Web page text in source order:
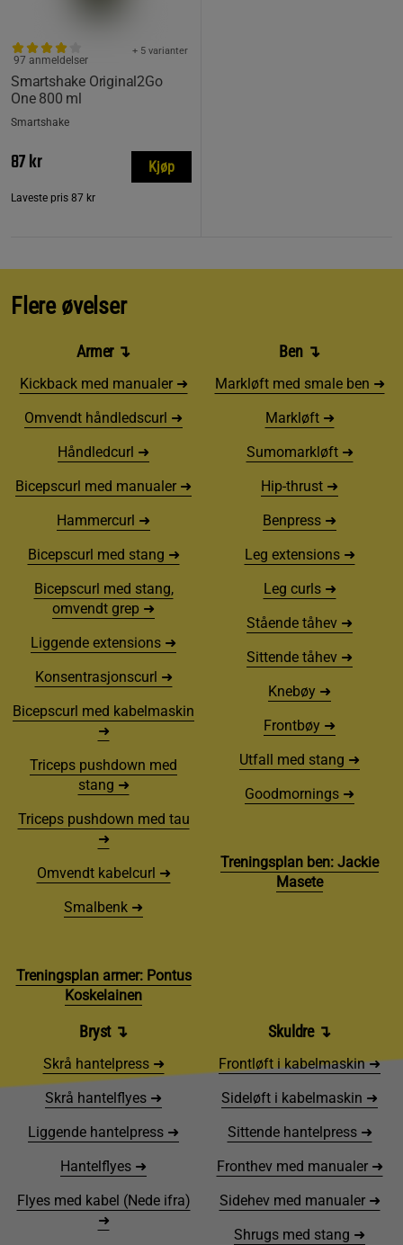
Smartshake Original2Go
One 800 ml
+ 5 varianter
97 anmeldelser
Smartshake
87 kr
Laveste pris 87 kr
Kjøp
Flere øvelser
Armer ↴
Kickback med manualer ➜
Omvendt håndledscurl ➜
Håndledcurl ➜
Bicepscurl med manualer ➜
Hammercurl ➜
Bicepscurl med stang ➜
Bicepscurl med stang,
omvendt grep ➜
Liggende extensions ➜
Konsentrasjonscurl ➜
Bicepscurl med kabelmaskin
➜
Triceps pushdown med
stang ➜
Triceps pushdown med tau
➜
Omvendt kabelcurl ➜
Smalbenk ➜
Treningsplan armer: Pontus
Koskelainen
Ben ↴
Markløft med smale ben ➜
Markløft ➜
Sumomarkløft ➜
Hip-thrust ➜
Benpress ➜
Leg extensions ➜
Leg curls ➜
Stående tåhev ➜
Sittende tåhev ➜
Knebøy ➜
Frontbøy ➜
Utfall med stang ➜
Goodmornings ➜
Treningsplan ben: Jackie
Masete
Bryst ↴
Skrå hantelpress ➜
Skrå hantelflyes ➜
Liggende hantelpress ➜
Hantelflyes ➜
Flyes med kabel (Nede ifra)
➜
Skuldre ↴
Frontløft i kabelmaskin ➜
Sideløft i kabelmaskin ➜
Sittende hantelpress ➜
Fronthev med manualer ➜
Sidehev med manualer ➜
Shrugs med stang ➜